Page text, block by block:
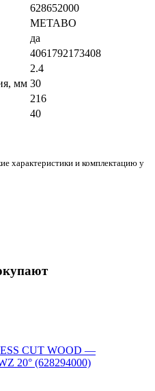
628652000
METABO
да
4061792173408
2.4
мм 30
216
40
характеристики и комплектацию у
CUT WOOD —
20° (628294000)